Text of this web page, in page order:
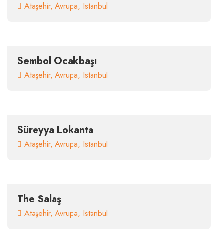
Ataşehir, Avrupa, Istanbul
Sembol Ocakbaşı
Ataşehir, Avrupa, Istanbul
Süreyya Lokanta
Ataşehir, Avrupa, Istanbul
The Salaş
Ataşehir, Avrupa, Istanbul